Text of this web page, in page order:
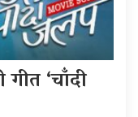
‘चाँदी